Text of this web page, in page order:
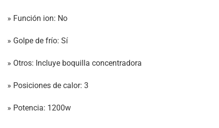
» Función ion: No
» Golpe de frío: Sí
» Otros: Incluye boquilla concentradora
» Posiciones de calor: 3
» Potencia: 1200w